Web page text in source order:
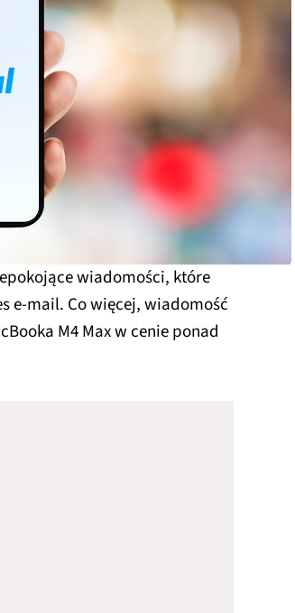
wiadomości, które
e-mail. Co więcej, wiadomość
M4 Max w cenie ponad